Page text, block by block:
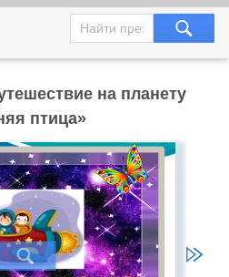
на планету
птица»